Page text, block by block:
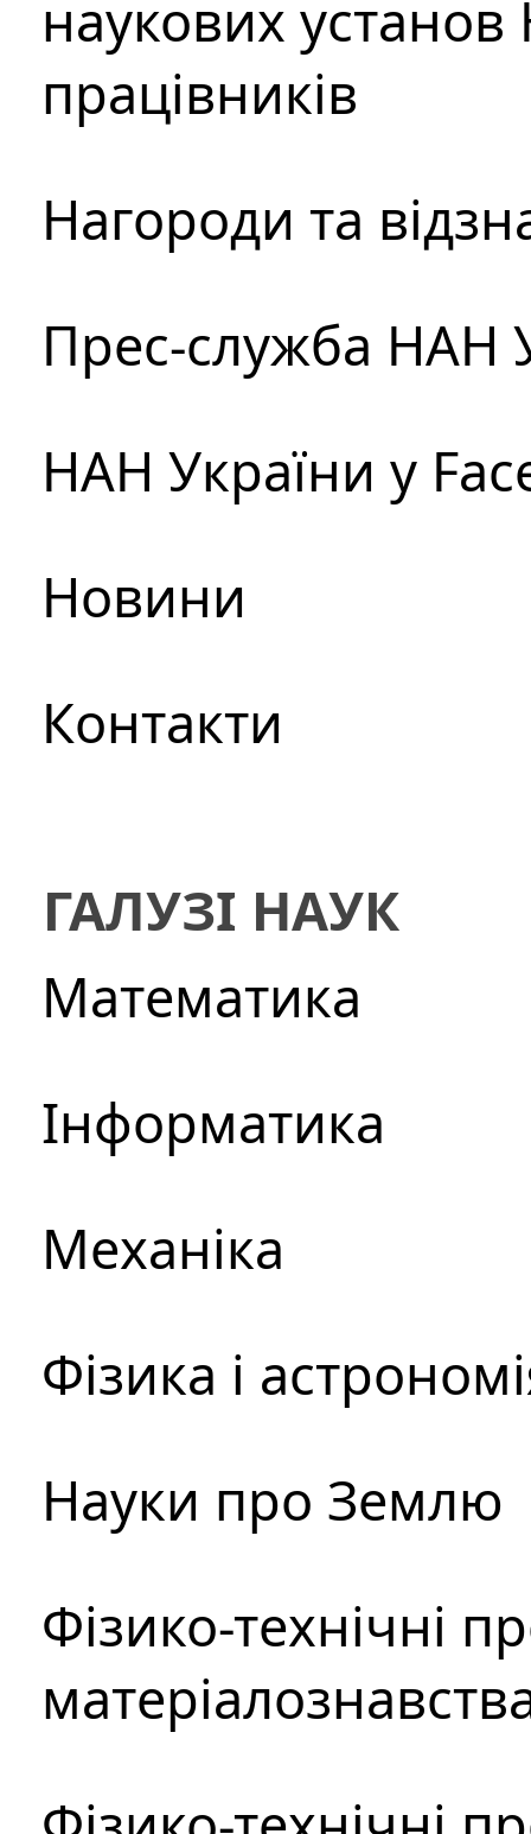
наукових установ
працівників
Нагороди та
Прес-служба НАН
НАН України у
Новини
Контакти
ГАЛУЗІ НАУК
Математика
Інформатика
Механіка
Фізика і
Науки про Землю
Фізико-технічні